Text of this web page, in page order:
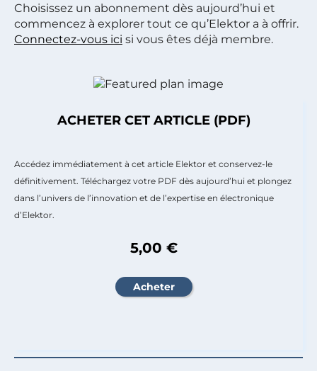
Choisissez un abonnement dès aujourd’hui et
commencez à explorer tout ce qu’Elektor a à offrir.
Connectez-vous ici si vous êtes déjà membre.
ACHETER CET ARTICLE (PDF)
Accédez immédiatement à cet article Elektor et conservez-le
définitivement. Téléchargez votre PDF dès aujourd’hui et plongez
dans l’univers de l’innovation et de l’expertise en électronique
d’Elektor.
5,00 €